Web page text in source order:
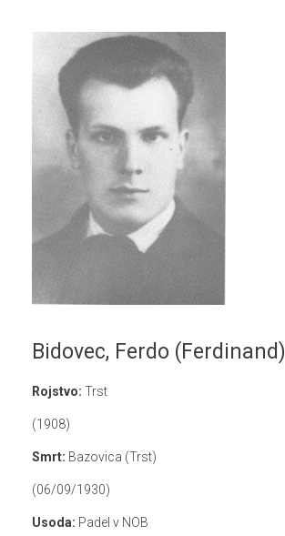
Bidovec, Ferdo (Ferdinand)
Rojstvo: Trst
(1908)
Smrt: Bazovica (Trst)
(06/09/1930)
Usoda: Padel v NOB